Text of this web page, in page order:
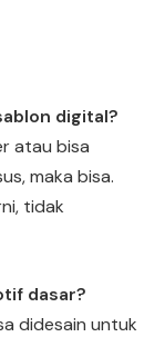
digital?
atau bisa
maka bisa.
tidak
dasar?
didesain untuk